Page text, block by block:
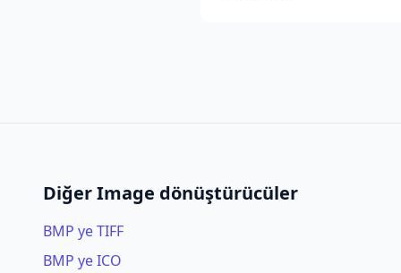
Diğer Image dönüştürücüler
BMP ye TIFF
BMP ye ICO